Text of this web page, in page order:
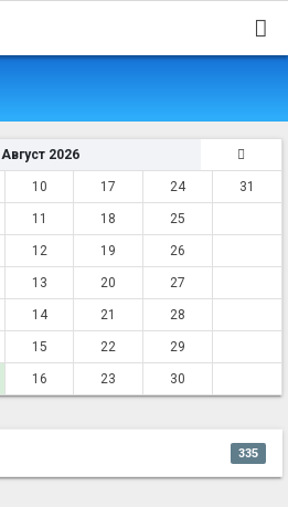
Август 2026
10 17 24 31
11 18 25
12 19 26
13 20 27
14 21 28
15 22 29
16 23 30
335